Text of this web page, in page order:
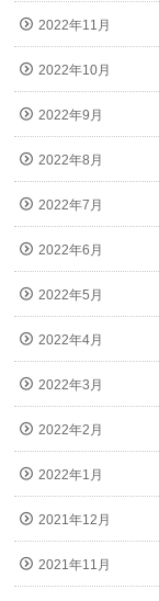
2022年11月
2022年10月
2022年9月
2022年8月
2022年7月
2022年6月
2022年5月
2022年4月
2022年3月
2022年2月
2022年1月
2021年12月
2021年11月